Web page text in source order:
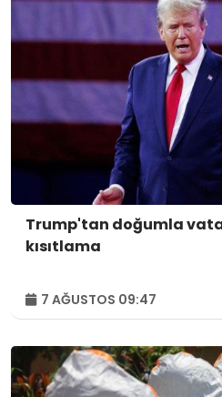
Trump'tan doğumla
kısıtlama
7 AĞUSTOS 09:47